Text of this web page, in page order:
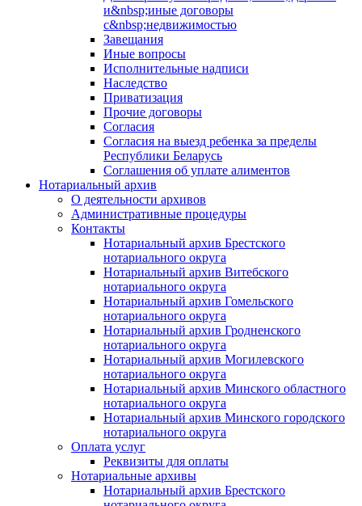
и&nbsp;иные договоры
с&nbsp;недвижимостью
Завещания
Иные вопросы
Исполнительные надписи
Наследство
Приватизация
Прочие договоры
Согласия
Согласия на выезд ребенка за пределы
Республики Беларусь
Соглашения об уплате алиментов
Нотариальный архив
О деятельности архивов
Административные процедуры
Контакты
Нотариальный архив Брестского
нотариального округа
Нотариальный архив Витебского
нотариального округа
Нотариальный архив Гомельского
нотариального округа
Нотариальный архив Гродненского
нотариального округа
Нотариальный архив Могилевского
нотариального округа
Нотариальный архив Минского областного
нотариального округа
Нотариальный архив Минского городского
нотариального округа
Оплата услуг
Реквизиты для оплаты
Нотариальные архивы
Нотариальный архив Брестского